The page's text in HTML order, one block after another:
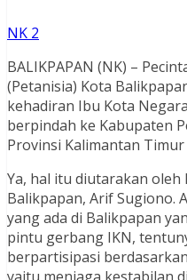
NK 2
BALIKPAPAN (NK) –
(Petanisia) Kota
kehadiran Ibu Kota
berpindah ke Kabupaten
Provinsi Kalimantan Timur
Ya, hal itu diutarakan oleh
Balikpapan, Arif Sugiono.
yang ada di Balikpapan
pintu gerbang IKN,
berpartisipasi